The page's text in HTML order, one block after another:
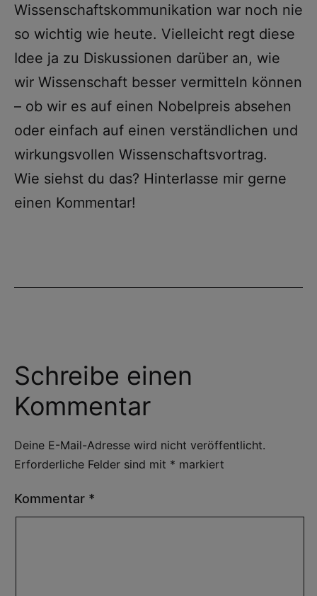
Wissenschaftskommunikation war noch nie
so wichtig wie heute. Vielleicht regt diese
Idee ja zu Diskussionen darüber an, wie
wir Wissenschaft besser vermitteln können
– ob wir es auf einen Nobelpreis absehen
oder einfach auf einen verständlichen und
wirkungsvollen Wissenschaftsvortrag.
Wie siehst du das? Hinterlasse mir gerne
einen Kommentar!
Schreibe einen
Kommentar
Deine E-Mail-Adresse wird nicht veröffentlicht.
Erforderliche Felder sind mit * markiert
Kommentar *